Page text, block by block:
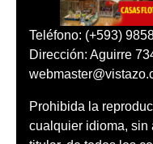
Teléfono: (+593)
Dirección: Aguirre
Prohibida la
cualquier idioma, sin